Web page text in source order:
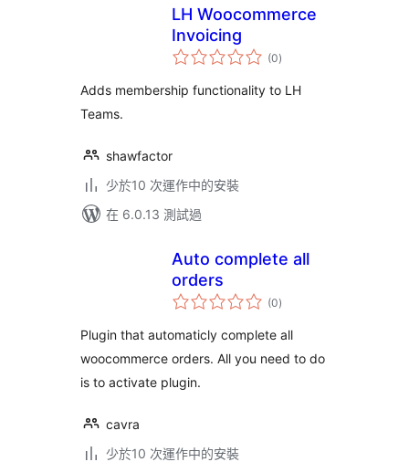
LH Woocommerce
Invoicing
(0總
評)
Adds membership functionality to LH
Teams.
shawfactor
少於10 次運作中的安裝
在 6.0.13 測試過
Auto complete all
orders
(0總
評)
Plugin that automaticly complete all
woocommerce orders. All you need to do
is to activate plugin.
cavra
少於10 次運作中的安裝